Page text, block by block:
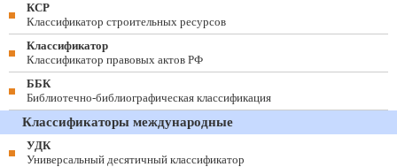
КСР
Классификатор строительных ресурсов
Классификатор
Классификатор правовых актов РФ
ББК
Библиотечно-библиографическая классификация
Классификаторы международные
УДК
Универсальный десятичный классификатор